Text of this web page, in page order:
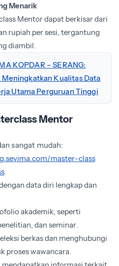
Menarik
Mentor dapat berkisar dari
rupiah per sesi, tergantung
diambil.
KOPDAR – SERANG:
Kualitas Data
Utama Perguruan Tinggi
Mentor
sangat mudah:
master-class
.
data diri lengkap dan
akademik, seperti
dan seminar.
berkas dan menghubungi
proses wawancara.